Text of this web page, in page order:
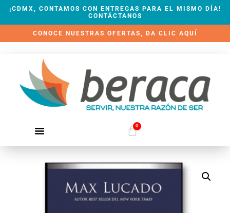
¡CDMX, CONTAMOS CON ENTREGAS PARA EL MISMO DÍA!
CONTÁCTANOS
CONOCE NUESTRAS OFERTAS, DA CLIC AQUÍ
0